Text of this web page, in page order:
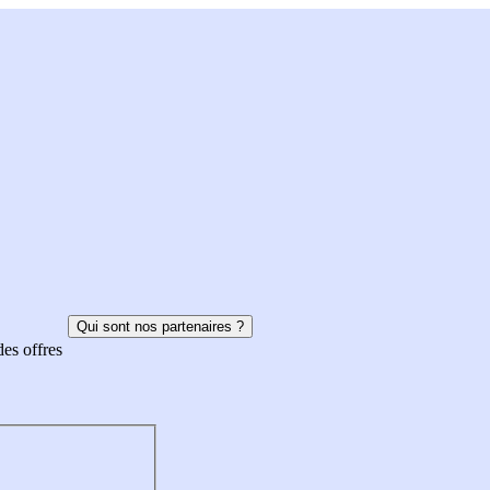
offres
Qui sont nos partenaires ?